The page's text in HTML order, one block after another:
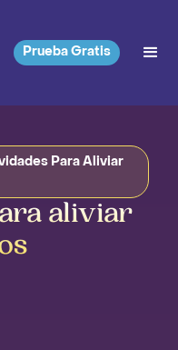
Prueba Gratis
Para Aliviar
aliviar